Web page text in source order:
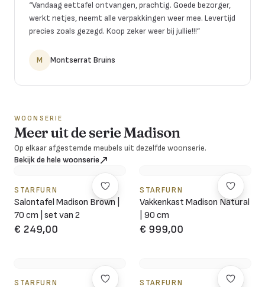
“Vandaag eettafel ontvangen, prachtig. Goede bezorger,
werkt netjes, neemt alle verpakkingen weer mee. Levertijd
precies zoals gezegd. Koop zeker weer bij jullie!!!”
M Montserrat Bruins
WOONSERIE
Meer uit de serie Madison
Op elkaar afgestemde meubels uit dezelfde woonserie.
Bekijk de hele woonserie
STARFURN
Salontafel Madison Brown |
70 cm | set van 2
€ 249,00
STARFURN
Vakkenkast Madison Natural
| 90 cm
€ 999,00
STARFURN STARFURN